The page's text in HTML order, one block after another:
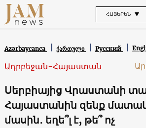
ՀԱՅԵՐԵՆ
Azərbaycanca ქართული Русский
Ադրբեջան-Հայաստան
Սերբիայից Վրաստանի
Հայաստանին զենք
մասին․ եղե՞լ է, թե՞ ոչ